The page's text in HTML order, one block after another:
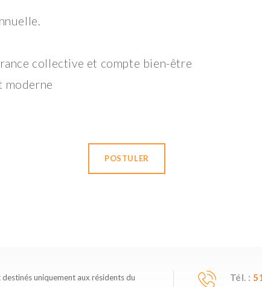
collective et compte bien-être
moderne
POSTULER
uniquement aux résidents du
Tél. :